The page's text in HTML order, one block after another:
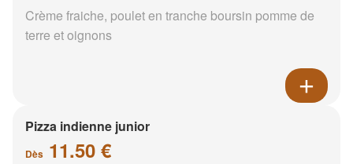
Crème fraiche, poulet en tranche boursin pomme de
terre et oignons
Pizza indienne junior
Dès 11.50 €